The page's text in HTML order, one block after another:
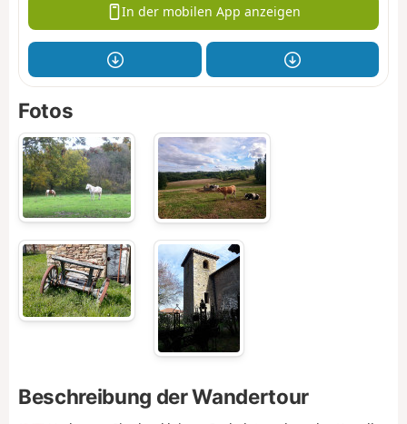
In der mobilen App anzeigen
Fotos
Beschreibung der Wandertour